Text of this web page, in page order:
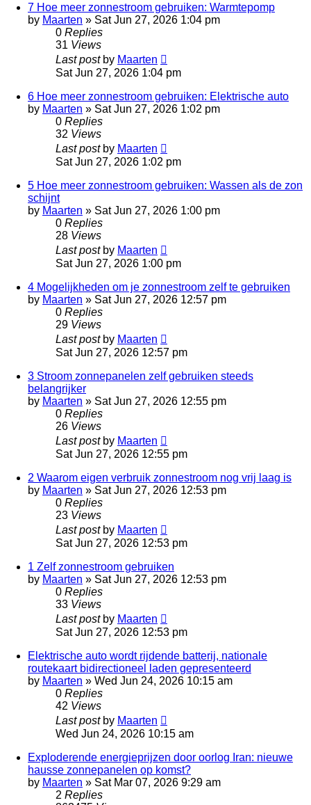
7 Hoe meer zonnestroom gebruiken: Warmtepomp
by Maarten » Sat Jun 27, 2026 1:04 pm
0 Replies
31 Views
Last post by Maarten
Sat Jun 27, 2026 1:04 pm
6 Hoe meer zonnestroom gebruiken: Elektrische auto
by Maarten » Sat Jun 27, 2026 1:02 pm
0 Replies
32 Views
Last post by Maarten
Sat Jun 27, 2026 1:02 pm
5 Hoe meer zonnestroom gebruiken: Wassen als de zon
schijnt
by Maarten » Sat Jun 27, 2026 1:00 pm
0 Replies
28 Views
Last post by Maarten
Sat Jun 27, 2026 1:00 pm
4 Mogelijkheden om je zonnestroom zelf te gebruiken
by Maarten » Sat Jun 27, 2026 12:57 pm
0 Replies
29 Views
Last post by Maarten
Sat Jun 27, 2026 12:57 pm
3 Stroom zonnepanelen zelf gebruiken steeds
belangrijker
by Maarten » Sat Jun 27, 2026 12:55 pm
0 Replies
26 Views
Last post by Maarten
Sat Jun 27, 2026 12:55 pm
2 Waarom eigen verbruik zonnestroom nog vrij laag is
by Maarten » Sat Jun 27, 2026 12:53 pm
0 Replies
23 Views
Last post by Maarten
Sat Jun 27, 2026 12:53 pm
1 Zelf zonnestroom gebruiken
by Maarten » Sat Jun 27, 2026 12:53 pm
0 Replies
33 Views
Last post by Maarten
Sat Jun 27, 2026 12:53 pm
Elektrische auto wordt rijdende batterij, nationale
routekaart bidirectioneel laden gepresenteerd
by Maarten » Wed Jun 24, 2026 10:15 am
0 Replies
42 Views
Last post by Maarten
Wed Jun 24, 2026 10:15 am
Exploderende energieprijzen door oorlog Iran: nieuwe
hausse zonnepanelen op komst?
by Maarten » Sat Mar 07, 2026 9:29 am
2 Replies